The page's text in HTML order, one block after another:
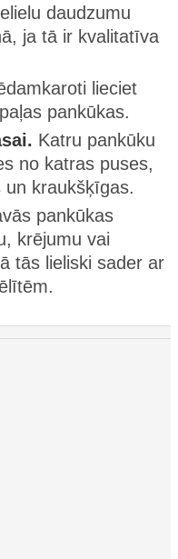
daudzumu
ja tā ir kvalitatīva
lieciet
pankūkas.
Katru pankūku
no katras puses,
un kraukšķīgas.
pankūkas
krējumu vai
tās lieliski sader ar